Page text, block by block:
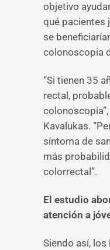
objetivo
qué pacientes
se
colonoscopia
“Si tienen 35
rectal,
Kavalukas.
síntoma de
más
colorrectal”.
El estudio
atención a
Siendo así,